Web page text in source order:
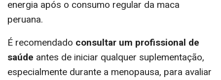
energia após o consumo regular da maca
peruana.
É recomendado consultar um profissional de
saúde antes de iniciar qualquer suplementação,
especialmente durante a menopausa, para avaliar